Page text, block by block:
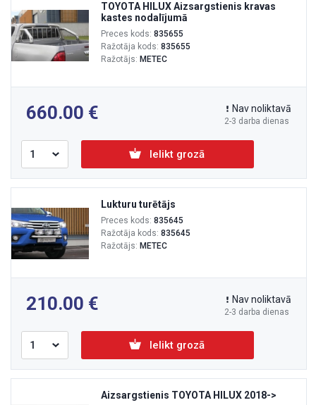
TOYOTA HILUX Aizsargstienis kravas
kastes nodalījumā
Preces kods: 835655
Ražotāja kods: 835655
Ražotājs: METEC
660.00 2-3 darba dienas
Nav noliktavā
Ielikt grozā
Lukturu turētājs
Preces kods: 835645
Ražotāja kods: 835645
Ražotājs: METEC
210.00 2-3 darba dienas
Nav noliktavā
Ielikt grozā
Aizsargstienis TOYOTA HILUX 2018->